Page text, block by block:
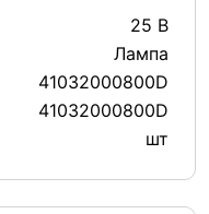
25 В
Лампа
41032000800D
41032000800D
шт